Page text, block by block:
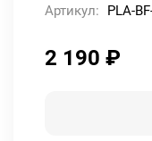
Артикул: PLA-
2 190 ₽